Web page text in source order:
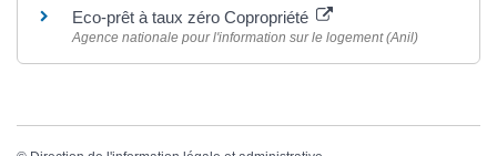
Eco-prêt à taux zéro Copropriété
Agence nationale pour l'information sur le logement (Anil)